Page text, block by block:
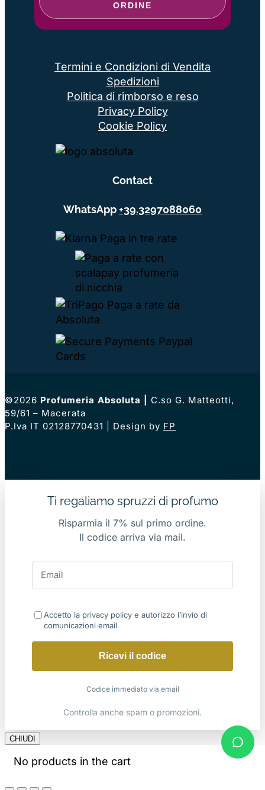
ORDINE
Termini e Condizioni di Vendita
Spedizioni
Politica di rimborso e reso
Privacy Policy
Cookie Policy
Contact
WhatsApp+39.3297088060
©2026 Profumeria Absoluta
C.so G. Matteotti,
59/61 – Macerata
P.Iva IT 02128770431 | Design by FP
Ti regaliamo spruzzi di profumo
Risparmia il 7% sul primo ordine.
Il codice arriva via mail.
Accetto la privacy policy e autorizzo l’invio di
comunicazioni email
Ricevi il codice
Codice immediato via email
Controlla anche spam o promozioni.
CHIUDI
No products in the cart